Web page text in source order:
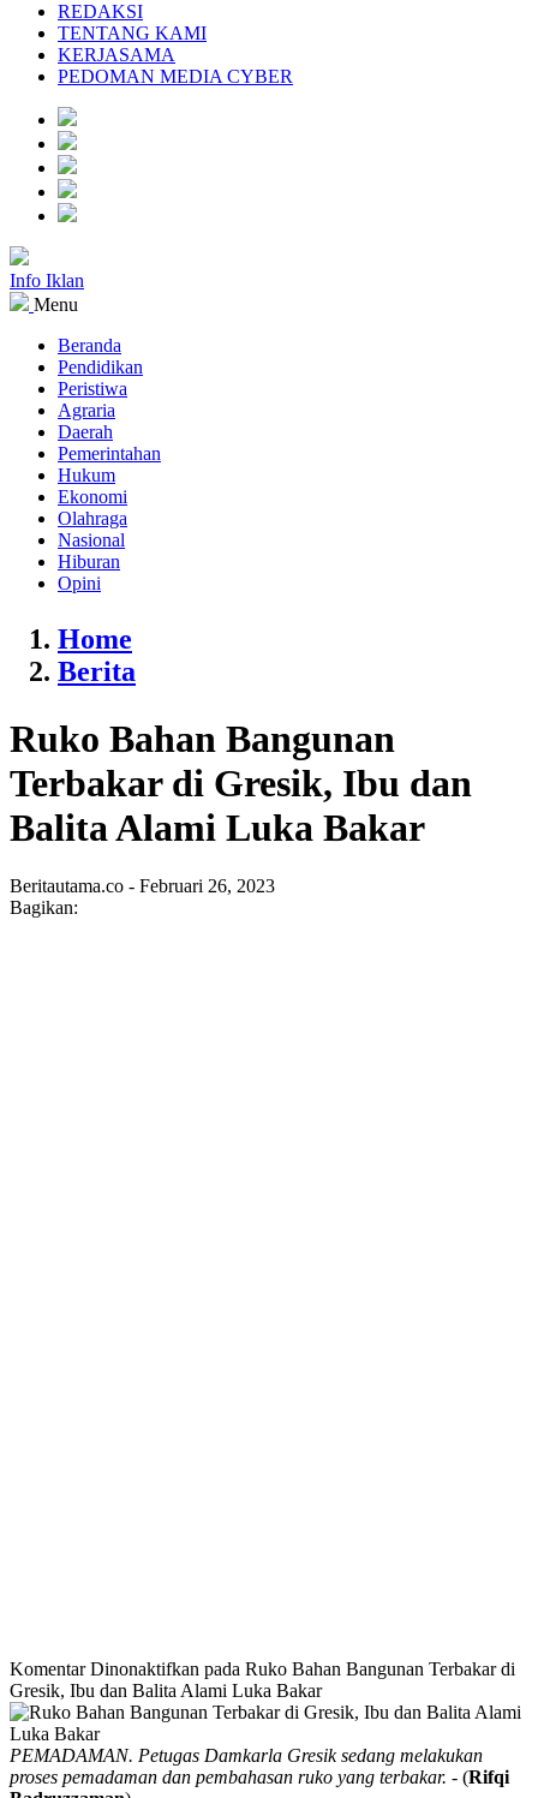
REDAKSI
TENTANG KAMI
KERJASAMA
PEDOMAN MEDIA CYBER
Info Iklan
Menu
Beranda
Pendidikan
Peristiwa
Agraria
Daerah
Pemerintahan
Hukum
Ekonomi
Olahraga
Nasional
Hiburan
Opini
Home
Berita
Ruko Bahan Bangunan
Terbakar di Gresik, Ibu dan
Balita Alami Luka Bakar
Beritautama.co - Februari 26, 2023
Bagikan:
Komentar Dinonaktifkan pada Ruko Bahan Bangunan Terbakar di
Gresik, Ibu dan Balita Alami Luka Bakar
PEMADAMAN. Petugas Damkarla Gresik sedang melakukan
proses pemadaman dan pembahasan ruko yang terbakar. - (Rifqi